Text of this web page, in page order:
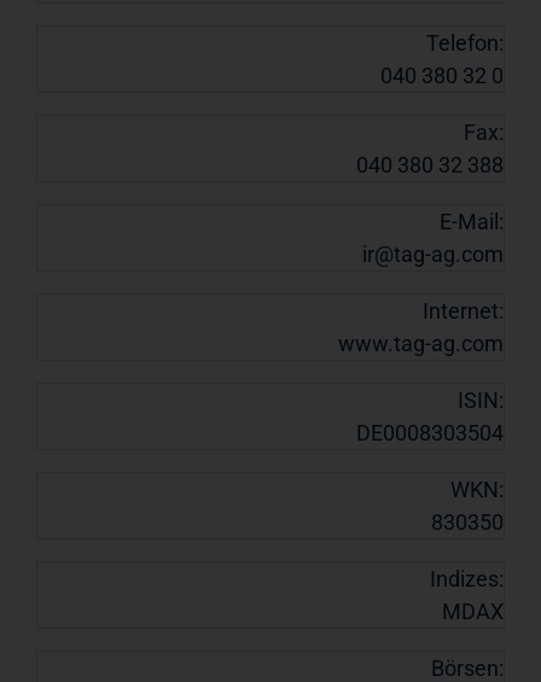
Telefon:
040 380 32 0
Fax:
040 380 32 388
E-Mail:
ir@tag-ag.com
Internet:
www.tag-ag.com
ISIN:
DE0008303504
WKN:
830350
Indizes:
MDAX
Börsen: